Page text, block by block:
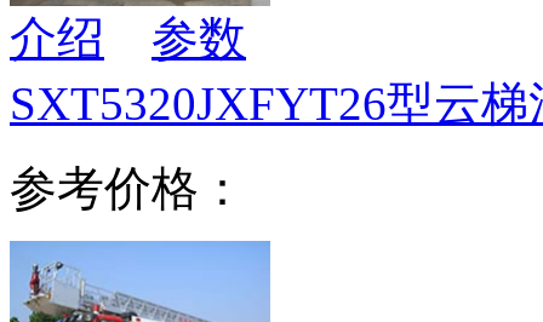
介绍
参数
SXT5320JXFYT26型云
参考价格：